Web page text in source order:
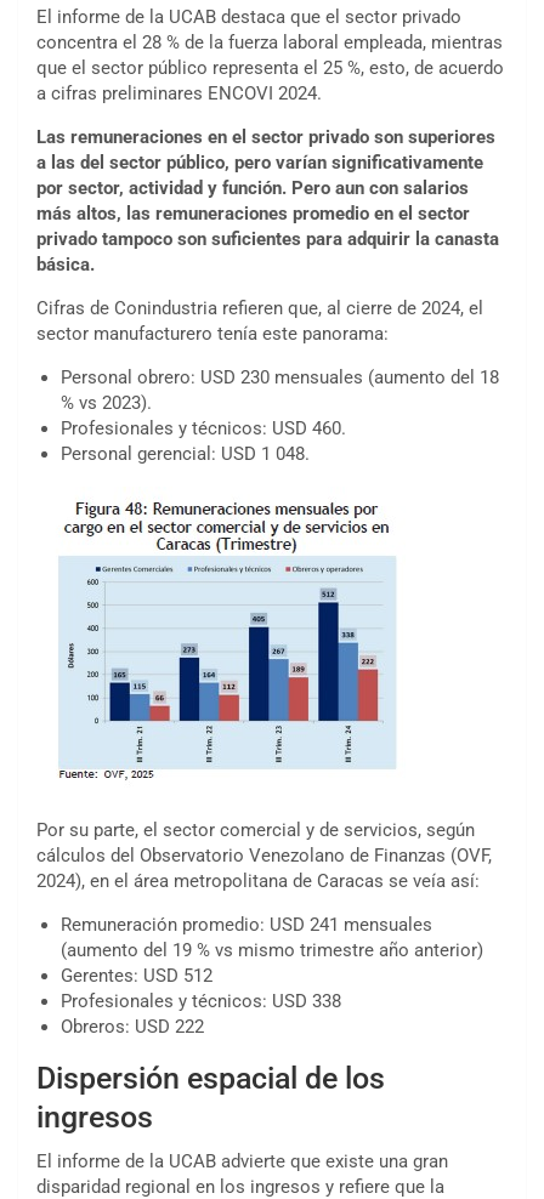
El informe de la UCAB destaca que el sector privado
concentra el 28 % de la fuerza laboral empleada, mientras
que el sector público representa el 25 %, esto, de acuerdo
a cifras preliminares ENCOVI 2024.
Las remuneraciones en el sector privado son superiores
a las del sector público, pero varían significativamente
por sector, actividad y función. Pero aun con salarios
más altos, las remuneraciones promedio en el sector
privado tampoco son suficientes para adquirir la canasta
básica.
Cifras de Conindustria refieren que, al cierre de 2024, el
sector manufacturero tenía este panorama:
Personal obrero: USD 230 mensuales (aumento del 18
% vs 2023).
Profesionales y técnicos: USD 460.
Personal gerencial: USD 1 048.
Por su parte, el sector comercial y de servicios, según
cálculos del Observatorio Venezolano de Finanzas (OVF,
2024), en el área metropolitana de Caracas se veía así:
Remuneración promedio: USD 241 mensuales
(aumento del 19 % vs mismo trimestre año anterior)
Gerentes: USD 512
Profesionales y técnicos: USD 338
Obreros: USD 222
Dispersión espacial de los
ingresos
El informe de la UCAB advierte que existe una gran
disparidad regional en los ingresos y refiere que la